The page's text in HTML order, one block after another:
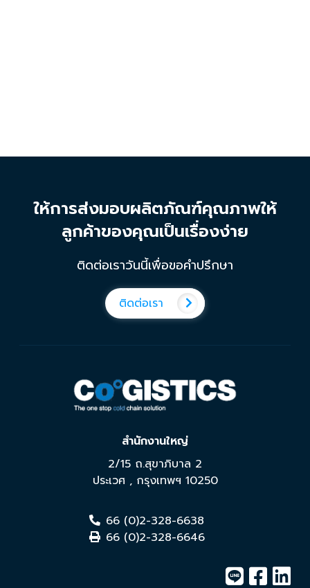
ให้การส่งมอบผลิตภัณฑ์คุณภาพให้
ลูกค้าของคุณเป็นเรื่องง่าย
ติดต่อเราวันนี้เพื่อขอคำปรึกษา
ติดต่อเรา
สำนักงานใหญ่
2/15 ถ.สุขาภิบาล 2
ประเวศ , กรุงเทพฯ 10250
66 (0)2-328-6638
66 (0)2-328-6646